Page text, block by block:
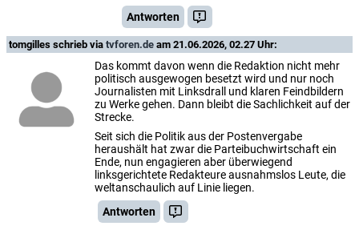
Antworten
tomgilles schrieb via tvforen.de am 21.06.2026, 02.27 Uhr:
Das kommt davon wenn die Redaktion nicht mehr
politisch ausgewogen besetzt wird und nur noch
Journalisten mit Linksdrall und klaren Feindbildern
zu Werke gehen. Dann bleibt die Sachlichkeit auf der
Strecke.
Seit sich die Politik aus der Postenvergabe
heraushält hat zwar die Parteibuchwirtschaft ein
Ende, nun engagieren aber überwiegend
linksgerichtete Redakteure ausnahmslos Leute, die
weltanschaulich auf Linie liegen.
Antworten